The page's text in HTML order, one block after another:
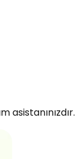
asistanınızdır.